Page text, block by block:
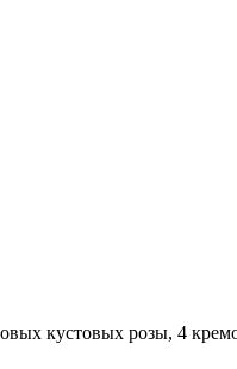
кустовых розы, 4